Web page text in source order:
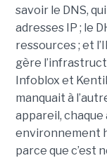
savoir le DNS,
adresses IP ; le
ressources ; et
gère
Infoblox et
manquait à
appareil,
environnement
parce que c’est